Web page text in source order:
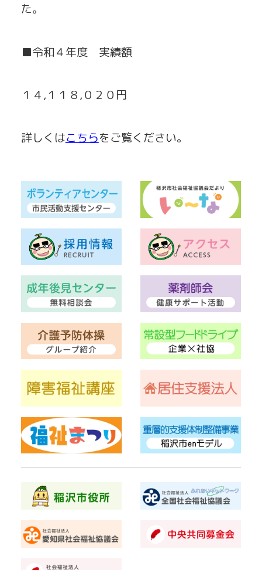
た。
■令和４年度 実績額
１４,１１８,０２０円
詳しくはこちらをご覧ください。